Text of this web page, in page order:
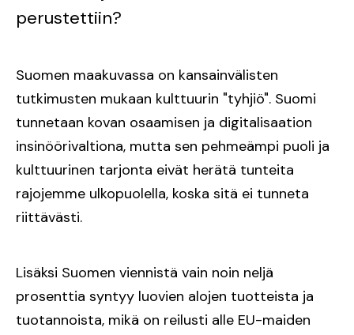
perustettiin?
Suomen maakuvassa on kansainvälisten
tutkimusten mukaan kulttuurin "tyhjiö". ​​Suomi
tunnetaan kovan osaamisen ja digitalisaation
insinöörivaltiona, mutta sen pehmeämpi puoli ja
kulttuurinen tarjonta eivät herätä tunteita
rajojemme ulkopuolella, koska sitä ei tunneta
riittävästi.
Lisäksi Suomen viennistä vain noin neljä
prosenttia syntyy luovien alojen tuotteista ja
tuotannoista, mikä on reilusti alle EU-maiden